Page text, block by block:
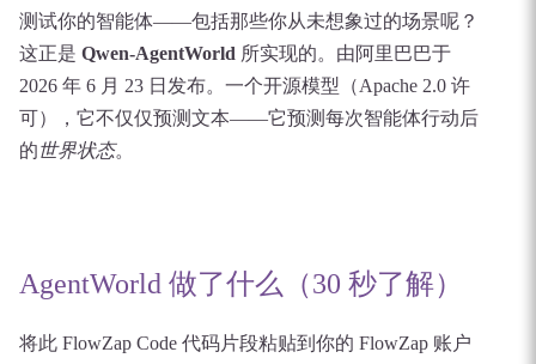
测试你的智能体——包括那些你从未想象过的场景呢？
这正是 Qwen-AgentWorld 所实现的。由阿里巴巴于
2026 年 6 月 23 日发布。一个开源模型（Apache 2.0 许
可），它不仅仅预测文本——它预测每次智能体行动后
的世界状态。
AgentWorld 做了什么（30 秒了解）
将此 FlowZap Code 代码片段粘贴到你的 FlowZap 账户